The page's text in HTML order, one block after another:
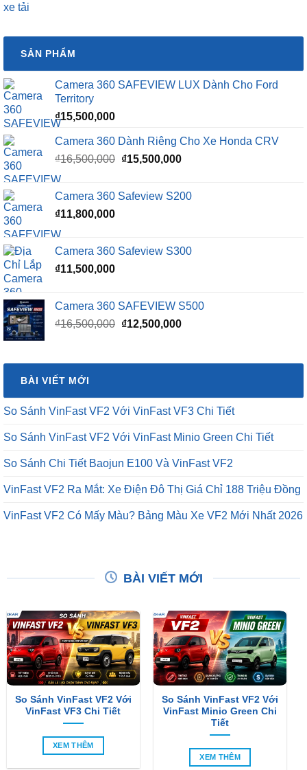
xe tải
SẢN PHẨM
Camera 360 SAFEVIEW LUX Dành Cho Ford
Territory
₫15,500,000
Camera 360 Dành Riêng Cho Xe Honda CRV
₫16,500,000 Giá
₫16,500,000.
₫15,500,000Giá
là:
Camera 360 Safeview S200
₫11,800,000
Camera 360 Safeview S300
₫11,500,000
Camera 360 SAFEVIEW S500
₫16,500,000 Giá
₫16,500,000.
₫12,500,000Giá
là:
BÀI VIẾT MỚI
So Sánh VinFast VF2 Với VinFast VF3 Chi Tiết
So Sánh VinFast VF2 Với VinFast Minio Green Chi Tiết
So Sánh Chi Tiết Baojun E100 Và VinFast VF2
VinFast VF2 Ra Mắt: Xe Điện Đô Thị Giá Chỉ 188 Triệu Đồng
VinFast VF2 Có Mấy Màu? Bảng Màu Xe VF2 Mới Nhất 2026
BÀI VIẾT MỚI
So Sánh VinFast VF2 Với
VinFast VF3 Chi Tiết
XEM THÊM
So Sánh VinFast VF2 Với
VinFast Minio Green Chi
Tiết
XEM THÊM